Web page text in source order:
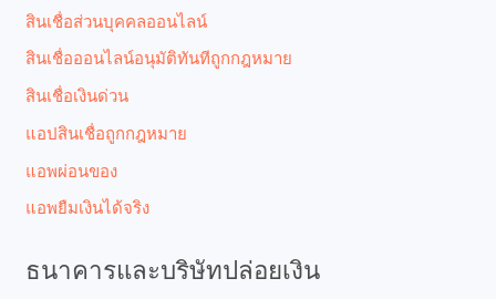
สินเชื่อส่วนบุคคลออนไลน์
สินเชื่อออนไลน์อนุมัติทันทีถูกกฎหมาย
สินเชื่อเงินด่วน
แอปสินเชื่อถูกกฎหมาย
แอพผ่อนของ
แอพยืมเงินได้จริง
ธนาคารและบริษัทปล่อยเงิน